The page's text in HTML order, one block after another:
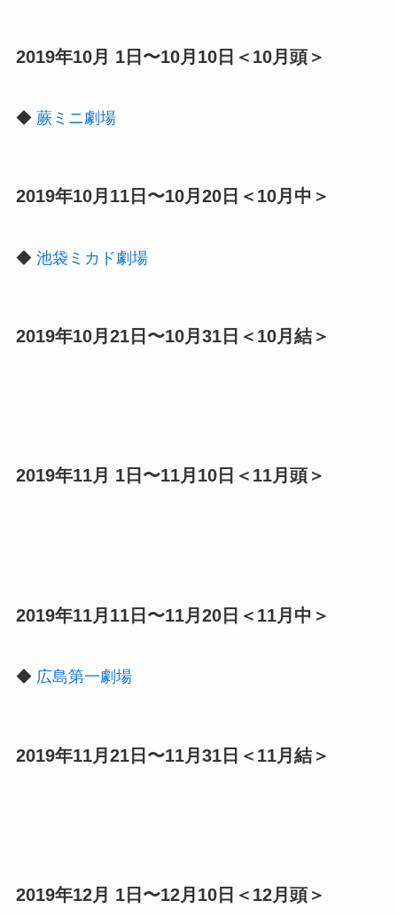
2019年10月 1日〜10月10日＜10月頭＞
◆ 蕨ミニ劇場
2019年10月11日〜10月20日＜10月中＞
◆ 池袋ミカド劇場
2019年10月21日〜10月31日＜10月結＞
2019年11月 1日〜11月10日＜11月頭＞
2019年11月11日〜11月20日＜11月中＞
◆ 広島第一劇場
2019年11月21日〜11月31日＜11月結＞
2019年12月 1日〜12月10日＜12月頭＞